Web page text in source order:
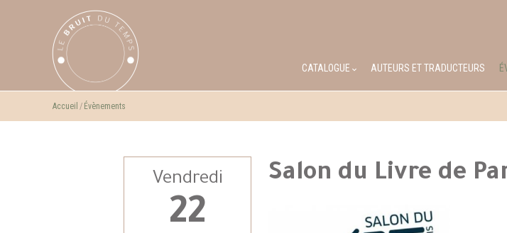
CATALOGUE AUTEURS ET TRADUCTEURS
Accueil Évènements
Vendredi
22
Salon du Livre de